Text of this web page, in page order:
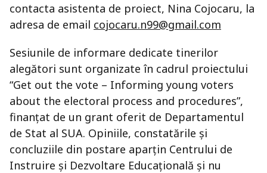
contacta asistenta de proiect, Nina Cojocaru, la
adresa de email cojocaru.n99@gmail.com
Sesiunile de informare dedicate tinerilor
alegători sunt organizate în cadrul proiectului
“Get out the vote – Informing young voters
about the electoral process and procedures”,
finanțat de un grant oferit de Departamentul
de Stat al SUA. Opiniile, constatările și
concluziile din postare aparțin Centrului de
Instruire și Dezvoltare Educațională și nu